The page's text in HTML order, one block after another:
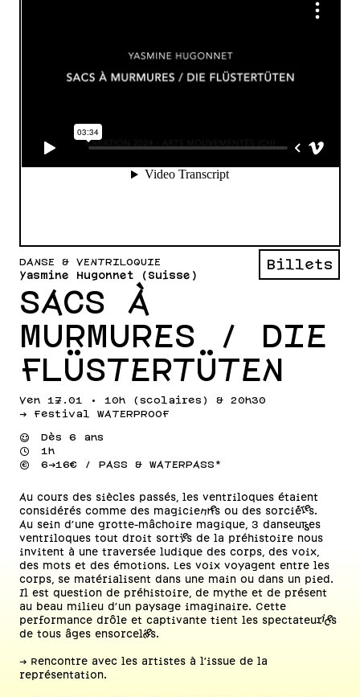
Billets
DANSE & VENTRILOQUIE
Yasmine Hugonnet (Suisse)
SACS À
MURMURES / DIE
FLÜSTERTÜTEN
Ven 17.01 • 10h (scolaires) & 20h30
-> Festival WATERPROOF
⌣
Dès 6 ans
⌚
1h
💰
6->16€ / PASS & WATERPASS*
Au cours des siècles passés, les ventriloques étaient
considérés comme des magicien·nes ou des sorcièr·es.
Au sein d’une grotte-mâchoire magique, 3 danseur·ses
ventriloques tout droit sorti·es de la préhistoire nous
invitent à une traversée ludique des corps, des voix,
des mots et des émotions. Les voix voyagent entre les
corps, se matérialisent dans une main ou dans un pied.
Il est question de préhistoire, de mythe et de présent
au beau milieu d’un paysage imaginaire. Cette
performance drôle et captivante tient les spectateur·ices
de tous âges ensorcelé·es.
-> Rencontre avec les artistes à l'issue de la
représentation.